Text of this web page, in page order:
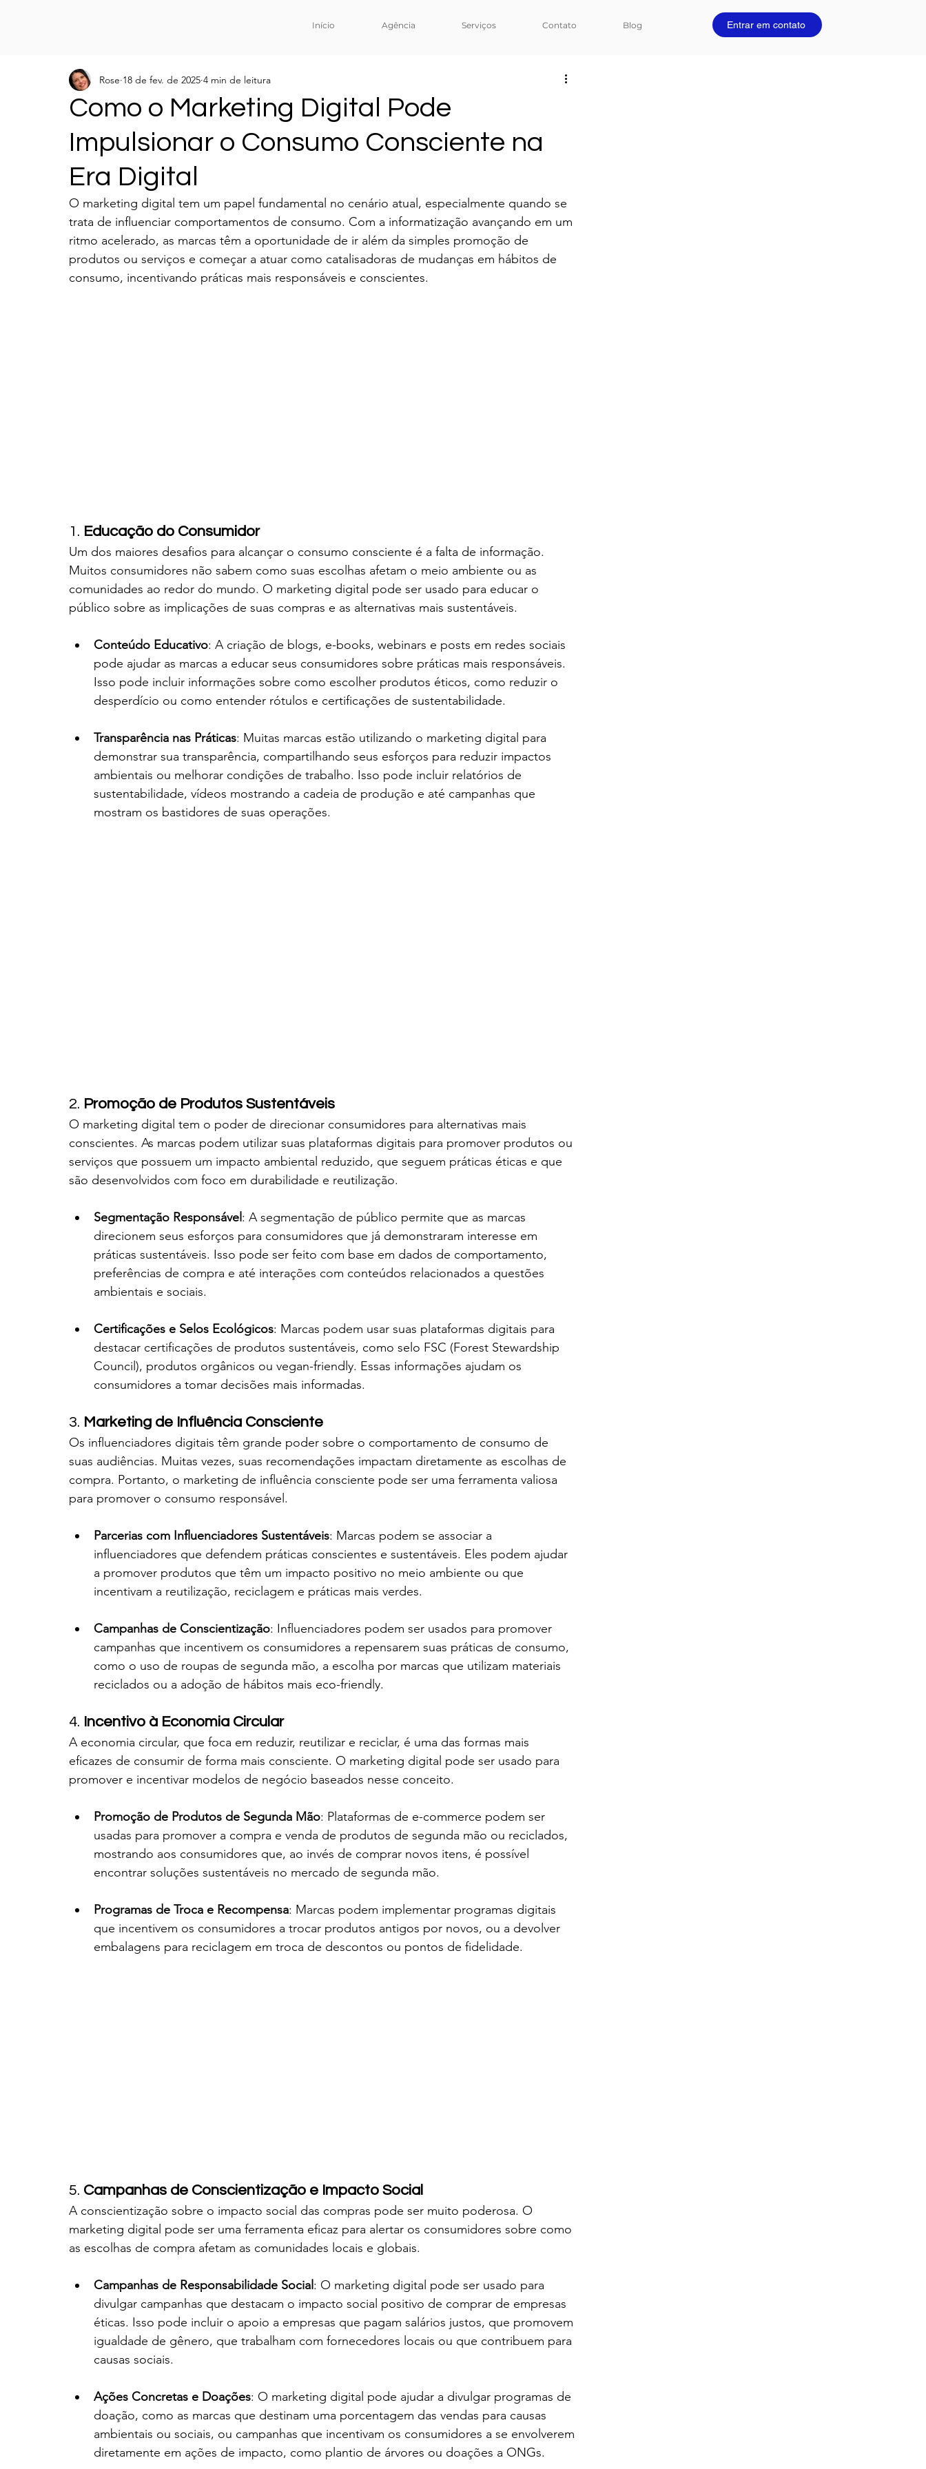
Início Agência Serviços Contato Blog Entrar em contato
Como o Marketing Digital Pode
Impulsionar o Consumo Consciente na
Era Digital
Rose 18 de fev. de 2025 4 min de leitura
O marketing digital tem um papel fundamental no cenário atual, especialmente quando se
trata de influenciar comportamentos de consumo. Com a informatização avançando em um
ritmo acelerado, as marcas têm a oportunidade de ir além da simples promoção de
produtos ou serviços e começar a atuar como catalisadoras de mudanças em hábitos de
consumo, incentivando práticas mais responsáveis e conscientes.
1. Educação do Consumidor
Um dos maiores desafios para alcançar o consumo consciente é a falta de informação.
Muitos consumidores não sabem como suas escolhas afetam o meio ambiente ou as
comunidades ao redor do mundo. O marketing digital pode ser usado para educar o
público sobre as implicações de suas compras e as alternativas mais sustentáveis.
Conteúdo Educativo: A criação de blogs, e-books, webinars e posts em redes sociais
pode ajudar as marcas a educar seus consumidores sobre práticas mais responsáveis.
Isso pode incluir informações sobre como escolher produtos éticos, como reduzir o
desperdício ou como entender rótulos e certificações de sustentabilidade.
Transparência nas Práticas: Muitas marcas estão utilizando o marketing digital para
demonstrar sua transparência, compartilhando seus esforços para reduzir impactos
ambientais ou melhorar condições de trabalho. Isso pode incluir relatórios de
sustentabilidade, vídeos mostrando a cadeia de produção e até campanhas que
mostram os bastidores de suas operações.
2. Promoção de Produtos Sustentáveis
O marketing digital tem o poder de direcionar consumidores para alternativas mais
conscientes. As marcas podem utilizar suas plataformas digitais para promover produtos ou
serviços que possuem um impacto ambiental reduzido, que seguem práticas éticas e que
são desenvolvidos com foco em durabilidade e reutilização.
Segmentação Responsável: A segmentação de público permite que as marcas
direcionem seus esforços para consumidores que já demonstraram interesse em
práticas sustentáveis. Isso pode ser feito com base em dados de comportamento,
preferências de compra e até interações com conteúdos relacionados a questões
ambientais e sociais.
Certificações e Selos Ecológicos: Marcas podem usar suas plataformas digitais para
destacar certificações de produtos sustentáveis, como selo FSC (Forest Stewardship
Council), produtos orgânicos ou vegan-friendly. Essas informações ajudam os
consumidores a tomar decisões mais informadas.
3. Marketing de Influência Consciente
Os influenciadores digitais têm grande poder sobre o comportamento de consumo de
suas audiências. Muitas vezes, suas recomendações impactam diretamente as escolhas de
compra. Portanto, o marketing de influência consciente pode ser uma ferramenta valiosa
para promover o consumo responsável.
Parcerias com Influenciadores Sustentáveis: Marcas podem se associar a
influenciadores que defendem práticas conscientes e sustentáveis. Eles podem ajudar
a promover produtos que têm um impacto positivo no meio ambiente ou que
incentivam a reutilização, reciclagem e práticas mais verdes.
Campanhas de Conscientização: Influenciadores podem ser usados para promover
campanhas que incentivem os consumidores a repensarem suas práticas de consumo,
como o uso de roupas de segunda mão, a escolha por marcas que utilizam materiais
reciclados ou a adoção de hábitos mais eco-friendly.
4. Incentivo à Economia Circular
A economia circular, que foca em reduzir, reutilizar e reciclar, é uma das formas mais
eficazes de consumir de forma mais consciente. O marketing digital pode ser usado para
promover e incentivar modelos de negócio baseados nesse conceito.
Promoção de Produtos de Segunda Mão: Plataformas de e-commerce podem ser
usadas para promover a compra e venda de produtos de segunda mão ou reciclados,
mostrando aos consumidores que, ao invés de comprar novos itens, é possível
encontrar soluções sustentáveis no mercado de segunda mão.
Programas de Troca e Recompensa: Marcas podem implementar programas digitais
que incentivem os consumidores a trocar produtos antigos por novos, ou a devolver
embalagens para reciclagem em troca de descontos ou pontos de fidelidade.
5. Campanhas de Conscientização e Impacto Social
A conscientização sobre o impacto social das compras pode ser muito poderosa. O
marketing digital pode ser uma ferramenta eficaz para alertar os consumidores sobre como
as escolhas de compra afetam as comunidades locais e globais.
Campanhas de Responsabilidade Social: O marketing digital pode ser usado para
divulgar campanhas que destacam o impacto social positivo de comprar de empresas
éticas. Isso pode incluir o apoio a empresas que pagam salários justos, que promovem
igualdade de gênero, que trabalham com fornecedores locais ou que contribuem para
causas sociais.
Ações Concretas e Doações: O marketing digital pode ajudar a divulgar programas de
doação, como as marcas que destinam uma porcentagem das vendas para causas
ambientais ou sociais, ou campanhas que incentivam os consumidores a se envolverem
diretamente em ações de impacto, como plantio de árvores ou doações a ONGs.